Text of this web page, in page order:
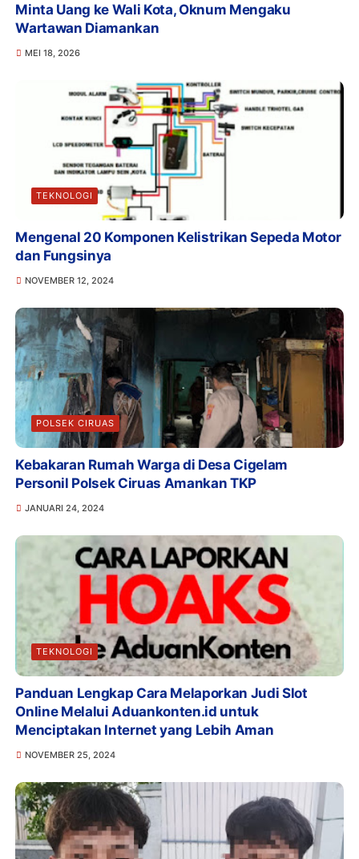
Minta Uang ke Wali Kota, Oknum Mengaku
Wartawan Diamankan
MEI 18, 2026
TEKNOLOGI
Mengenal 20 Komponen Kelistrikan Sepeda Motor
dan Fungsinya
NOVEMBER 12, 2024
POLSEK CIRUAS
Kebakaran Rumah Warga di Desa Cigelam
Personil Polsek Ciruas Amankan TKP
JANUARI 24, 2024
TEKNOLOGI
Panduan Lengkap Cara Melaporkan Judi Slot
Online Melalui Aduankonten.id untuk
Menciptakan Internet yang Lebih Aman
NOVEMBER 25, 2024